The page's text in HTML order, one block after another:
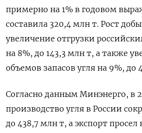
примерно на 1% в годовом
составила 320,4 млн т. Рост
увеличение отгрузки
на 8%, до 143,3 млн т, а также
объемов запасов угля на 9%, до
Согласно данным Минэнерго, в
производство угля в России
до 438,7 млн т, а экспорт просел